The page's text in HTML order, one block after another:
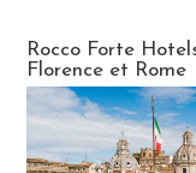
Rocco Forte
Florence et Rome